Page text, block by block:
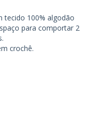
tecido 100% algodão
para comportar 2
crochê.